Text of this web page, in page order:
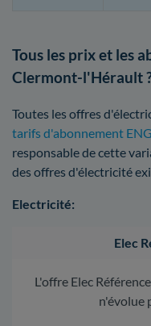
Tous les prix et les
Clermont-l'Hérault
Toutes les offres
tarifs d'abonnement
responsable de cette
des offres d'électricité
Electricité:
Elec
L'offre Elec
n'évolue